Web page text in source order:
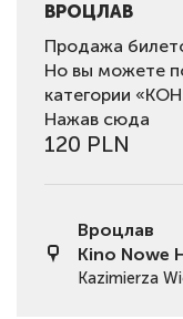
ВРОЦЛАВ
Продажа
Но вы можете
категории
Нажав сюда
120 PLN
Вроцлав
Kino Nowe
Kazimierza